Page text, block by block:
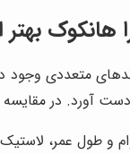
هانکوک
متعددی
آورد. در مقایسه
و طول عمر،